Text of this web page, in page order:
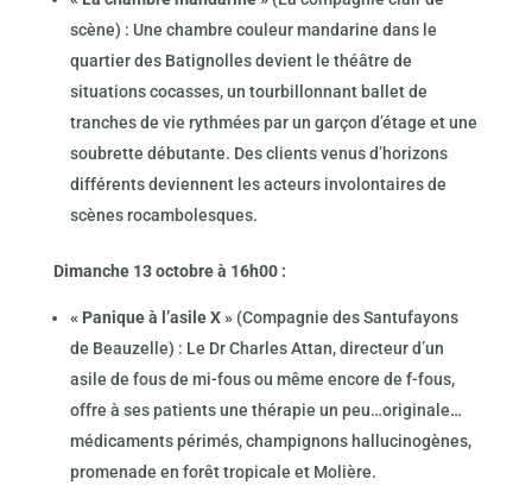
scène) : Une chambre couleur mandarine dans le
quartier des Batignolles devient le théâtre de
situations cocasses, un tourbillonnant ballet de
tranches de vie rythmées par un garçon d’étage et une
soubrette débutante. Des clients venus d’horizons
différents deviennent les acteurs involontaires de
scènes rocambolesques.
Dimanche 13 octobre à 16h00 :
« Panique à l’asile X »(Compagnie des Santufayons
de Beauzelle) : Le Dr Charles Attan, directeur d’un
asile de fous de mi-fous ou même encore de f-fous,
offre à ses patients une thérapie un peu…originale…
médicaments périmés, champignons hallucinogènes,
promenade en forêt tropicale et Molière.